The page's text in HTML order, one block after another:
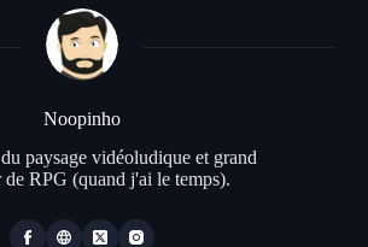
Noopinho
paysage vidéoludique et grand
de RPG (quand j'ai le temps).